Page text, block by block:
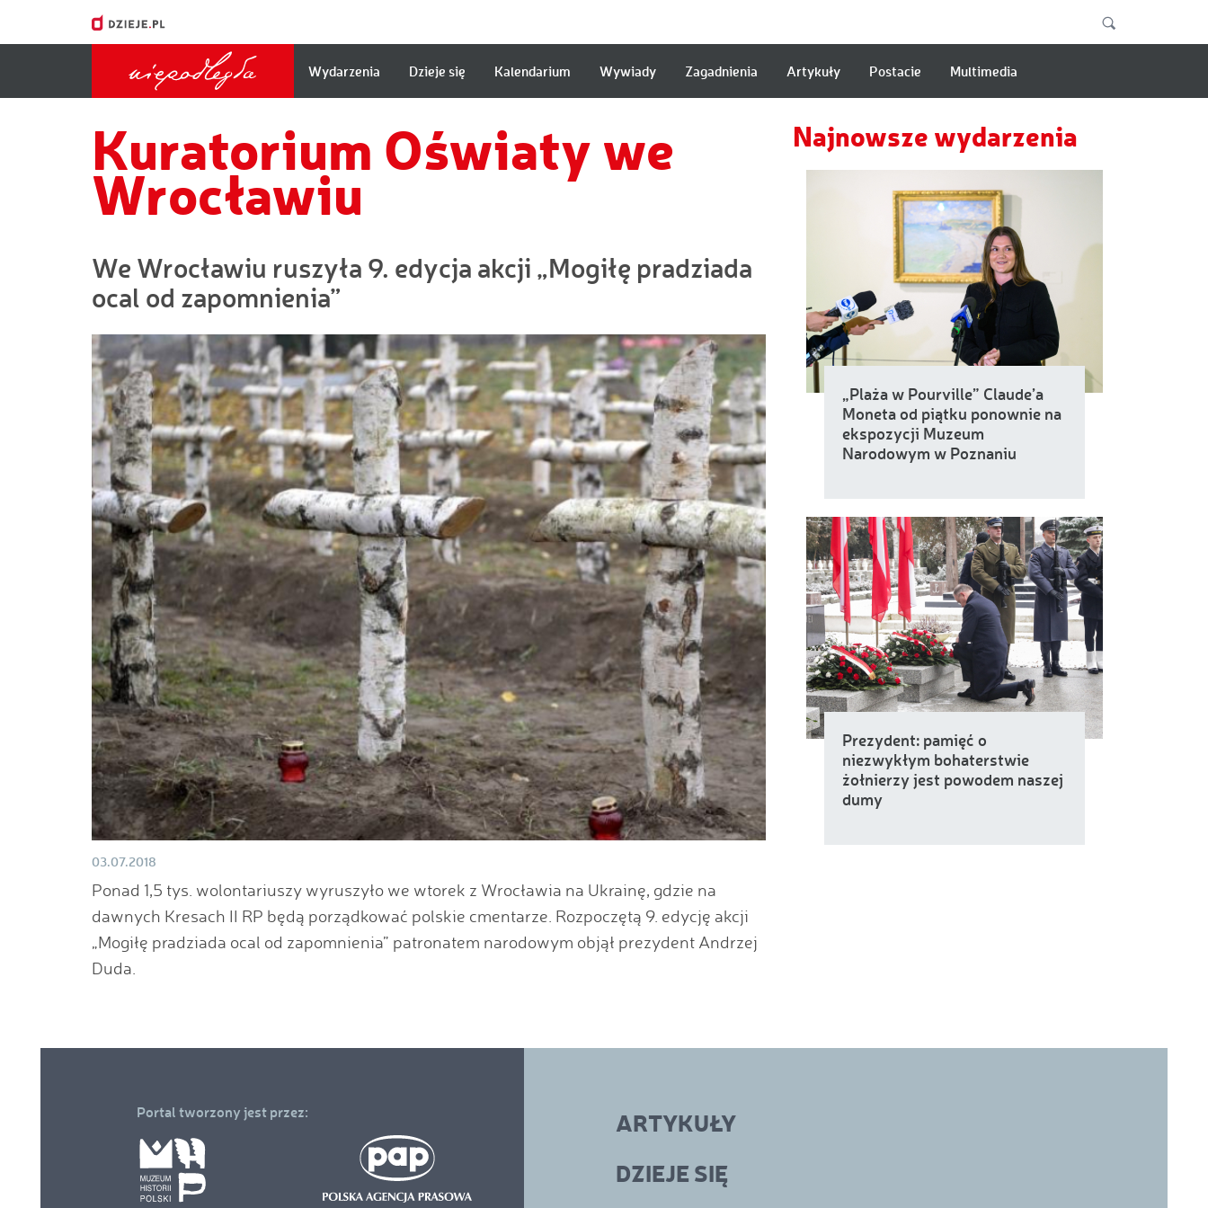
Główna
nawigacja
Wydarzenia Dzieje się Kalendarium Wywiady Zagadnienia Artykuły Postacie Multimedia
Kuratorium Oświaty we
Wrocławiu
We Wrocławiu ruszyła 9. edycja akcji „Mogiłę pradziada
ocal od zapomnienia”
03.07.2018
Ponad 1,5 tys. wolontariuszy wyruszyło we wtorek z Wrocławia na Ukrainę, gdzie na
dawnych Kresach II RP będą porządkować polskie cmentarze. Rozpoczętą 9. edycję akcji
„Mogiłę pradziada ocal od zapomnienia” patronatem narodowym objął prezydent Andrzej
Duda.
Najnowsze wydarzenia
„Plaża w Pourville” Claude’a
Moneta od piątku ponownie na
ekspozycji Muzeum
Narodowym w Poznaniu
Prezydent: pamięć o
niezwykłym bohaterstwie
żołnierzy jest powodem naszej
dumy
Portal tworzony jest przez:
stopce
ARTYKUŁY
DZIEJE SIĘ